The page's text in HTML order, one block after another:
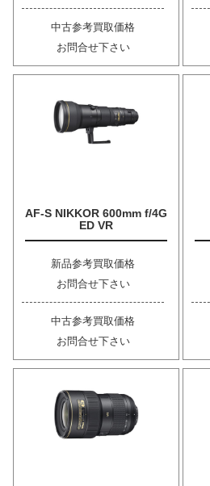
中古参考買取価格
お問合せ下さい
AF-S NIKKOR 600mm f/4G
ED VR
新品参考買取価格
お問合せ下さい
中古参考買取価格
お問合せ下さい